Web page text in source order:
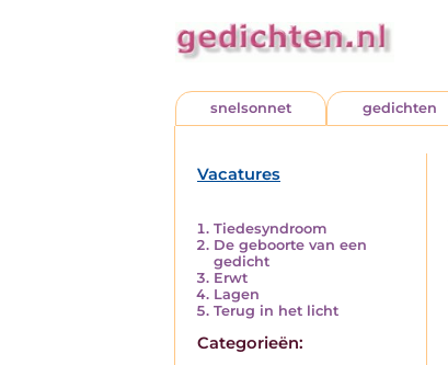
snelsonnet gedichten
Vacatures
Tiedesyndroom
De geboorte van een
gedicht
Erwt
Lagen
Terug in het licht
Categorieën: